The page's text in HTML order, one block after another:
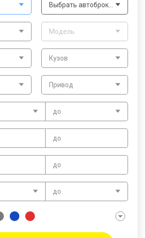
Модель
до
до
до
до
Кузов
Привод